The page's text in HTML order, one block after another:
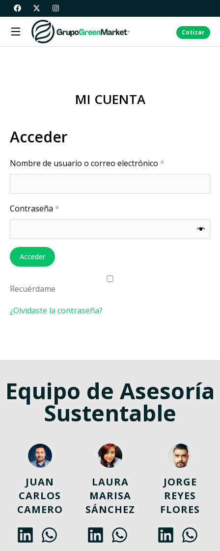
Cotizar
MI CUENTA
Acceder
Nombre de usuario o correo electrónico *
Contraseña *
Acceder
Recuérdame
¿Olvidaste la contraseña?
Equipo de Asesoría
Sustentable
JUAN
CARLOS
CAMERO
LAURA
MARISA
SÁNCHEZ
JORGE
REYES
FLORES